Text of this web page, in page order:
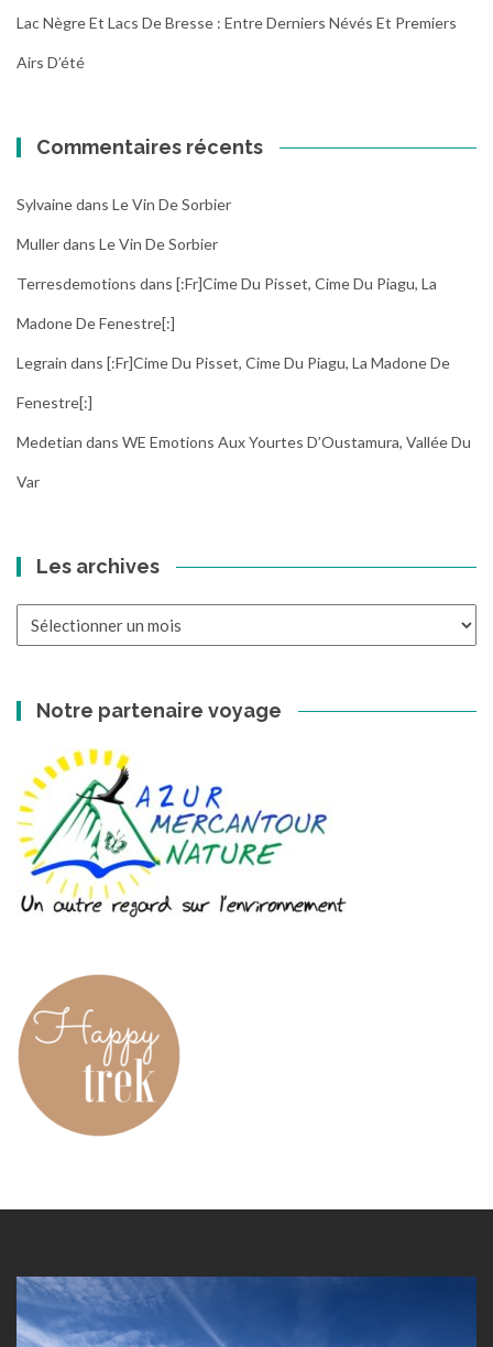
Lac Nègre Et Lacs De Bresse : Entre Derniers Névés Et Premiers
Airs D’été
Commentaires récents
Sylvainedans Le Vin De Sorbier
Mullerdans Le Vin De Sorbier
Terresdemotions dans [:fr]Cime Du Pisset, Cime Du Piagu, La
Madone De Fenestre[:]
Legrain dans [:fr]Cime Du Pisset, Cime Du Piagu, La Madone De
Fenestre[:]
Medetian dans WE Emotions Aux Yourtes D’Oustamura, Vallée Du
Var
Les archives
Notre partenaire voyage